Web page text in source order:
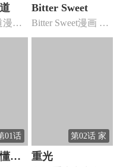
漫画
青
Bitter Sweet
Bitter Sweet漫画 ，
两人全力...
01话
你
第02话 家
重光